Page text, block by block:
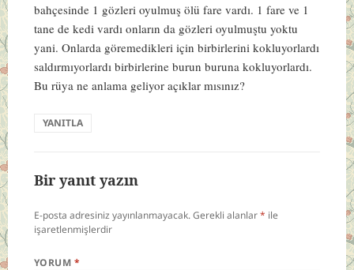
bahçesinde 1 gözleri oyulmuş ölü fare vardı. 1 fare ve 1
tane de kedi vardı onların da gözleri oyulmuştu yoktu
yani. Onlarda göremedikleri için birbirlerini kokluyorlardı
saldırmıyorlardı birbirlerine burun buruna kokluyorlardı.
Bu rüya ne anlama geliyor açıklar mısınız?
YANITLA
Bir yanıt yazın
E-posta adresiniz yayınlanmayacak.Gerekli alanlar* ile
işaretlenmişlerdir
YORUM *